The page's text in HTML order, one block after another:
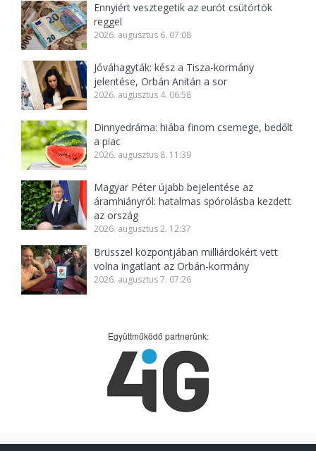
Ennyiért vesztegetik az eurót csütörtök
reggel
2026. augusztus 6. 07:08
Jóváhagyták: kész a Tisza-kormány
jelentése, Orbán Anitán a sor
2026. augusztus 4. 06:58
Dinnyedráma: hiába finom csemege, bedőlt
a piac
2026. augusztus 8. 11:39
Magyar Péter újabb bejelentése az
áramhiányról: hatalmas spórolásba kezdett
az ország
2026. augusztus 2. 12:37
Brüsszel központjában milliárdokért vett
volna ingatlant az Orbán-kormány
2026. augusztus 7. 07:26
Együttműködő partnerünk: